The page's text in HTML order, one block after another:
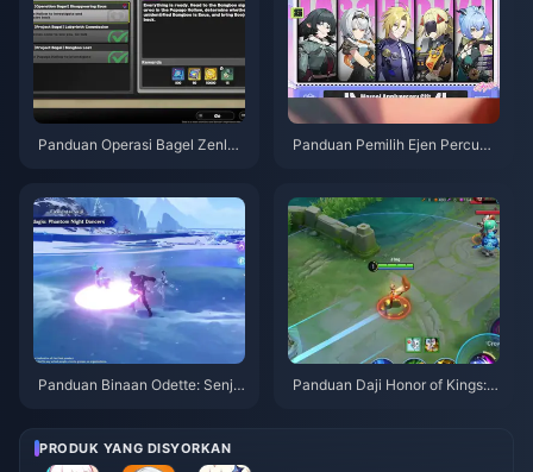
Panduan Operasi Bagel Zenles
Panduan Pemilih Ejen Percuma
Panduan Binaan Odette: Senja
Panduan Daji Honor of Kings: 1
PRODUK YANG DISYORKAN